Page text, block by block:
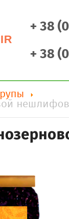
+ 38
+ 38